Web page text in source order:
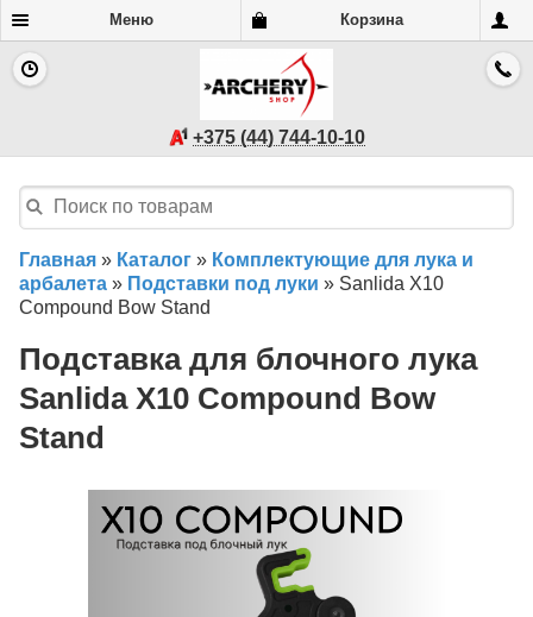
Меню Корзина
+375 (44) 744-10-10
Главная » Каталог » Комплектующие для лука и
арбалета » Подставки под луки » Sanlida X10
Compound Bow Stand
Подставка для блочного лука
Sanlida X10 Compound Bow
Stand